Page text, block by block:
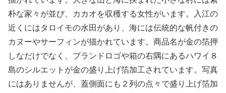
朴な家々が並び、カカオを収穫する女性がいます。入江の
近くにはタロイモの水田があり、海には伝統的な帆付きの
カヌーやサーフィンが描かれています。商品名が金の箔押
しなだけでなく、ブランドロゴや箱の右隅にあるハワイ８
島のシルエットが金の盛り上げ箔加工されています。写真
にはありませんが、蓋側面にも２列の点々で盛り上げ箔加